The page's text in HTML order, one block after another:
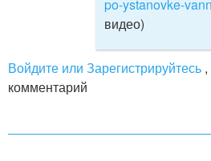
po-ystanovke-
видео)
Войдите или Зарегистрируйтесь
комментарий